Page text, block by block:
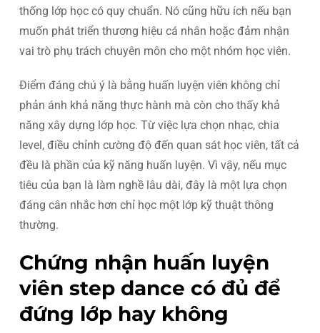
thống lớp học có quy chuẩn. Nó cũng hữu ích nếu bạn
muốn phát triển thương hiệu cá nhân hoặc đảm nhận
vai trò phụ trách chuyên môn cho một nhóm học viên.
Điểm đáng chú ý là bằng huấn luyện viên không chỉ
phản ánh khả năng thực hành mà còn cho thấy khả
năng xây dựng lớp học. Từ việc lựa chọn nhạc, chia
level, điều chỉnh cường độ đến quan sát học viên, tất cả
đều là phần của kỹ năng huấn luyện. Vì vậy, nếu mục
tiêu của bạn là làm nghề lâu dài, đây là một lựa chọn
đáng cân nhắc hơn chỉ học một lớp kỹ thuật thông
thường.
Chứng nhận huấn luyện
viên step dance có đủ để
đứng lớp hay không